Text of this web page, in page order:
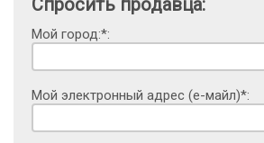
Спросить продавца:
Мой город:*:
Мой электронный адрес (е-майл)*: